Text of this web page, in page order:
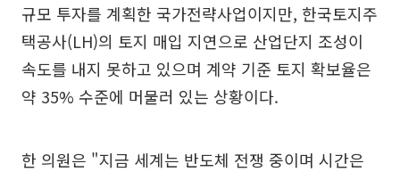
규모 투자를 계획한 국가전략사업이지만, 한국토지주
택공사(LH)의 토지 매입 지연으로 산업단지 조성이
속도를 내지 못하고 있으며 계약 기준 토지 확보율은
약 35% 수준에 머물러 있는 상황이다.
한 의원은 "지금 세계는 반도체 전쟁 중이며 시간은